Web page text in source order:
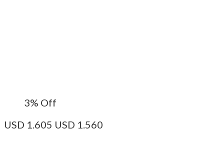
3% Off
USD 1.605 USD 1.560